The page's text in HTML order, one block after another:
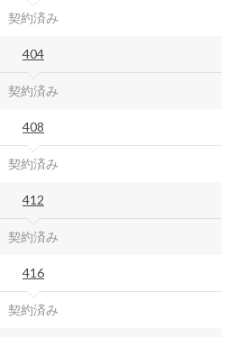
契約済み
404
契約済み
408
契約済み
412
契約済み
416
契約済み